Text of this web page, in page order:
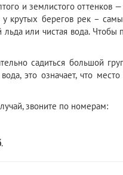
и землистого
крутых берегов рек –
или чистая вода. Чтобы
садиться большой
это означает, что
звоните по номерам:
.